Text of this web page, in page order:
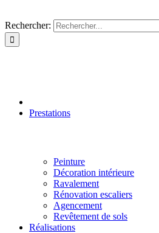
Rechercher:
Prestations
Peinture
Décoration intérieure
Ravalement
Rénovation escaliers
Agencement
Revêtement de sols
Réalisations